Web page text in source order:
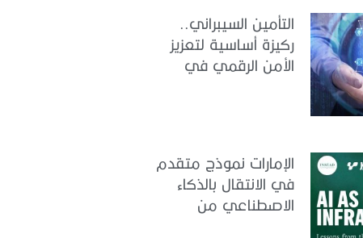
التأمين السيبراني..
ركيزة أساسية لتعزيز
الأمن الرقمي في
الإمارات نموذج متقدم
في الانتقال بالذكاء
الاصطناعي من